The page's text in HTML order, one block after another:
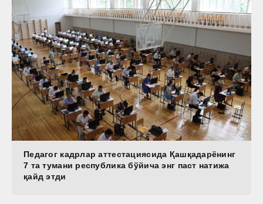
Педагог кадрлар аттестациясида Қашқадарёнинг
7 та тумани республика бўйича энг паст натижа
қайд этди